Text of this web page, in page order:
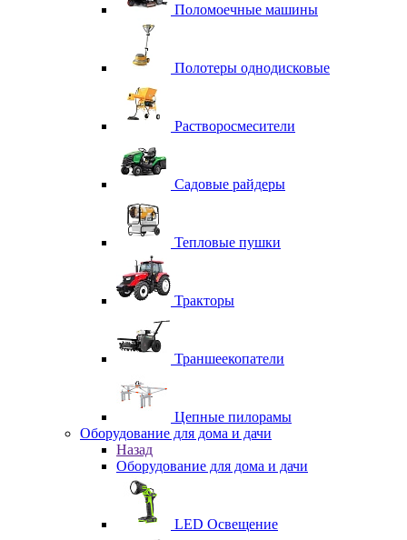
Поломоечные машины
Полотеры однодисковые
Растворосмесители
Садовые райдеры
Тепловые пушки
Тракторы
Траншеекопатели
Цепные пилорамы
Оборудование для дома и дачи
Назад
Оборудование для дома и дачи
LED Освещение